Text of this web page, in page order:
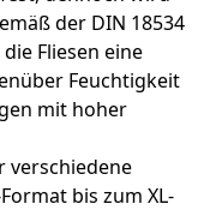
der DIN 18534
Fliesen eine
Feuchtigkeit
mit hoher
verschiedene
bis zum XL-